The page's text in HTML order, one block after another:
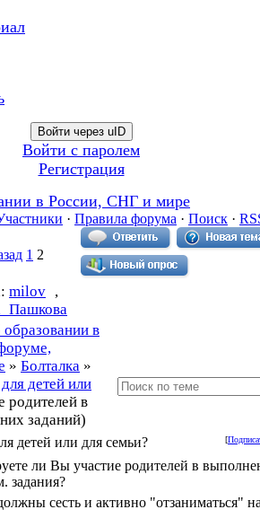
Войти через uID
Войти с паролем
Регистрация
в России, СНГ и мире
· Правила форума · Поиск ·
1 2
milov ,
в
» Болталка »
детей или
родителей в
заданий)
[
детей или для семьи?
ли Вы участие родителей в
задания?
сесть и активно "отзаниматься"